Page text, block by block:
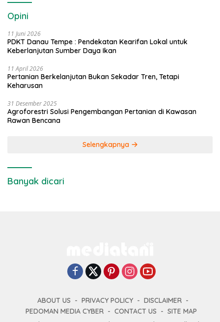
Opini
11 Juni 2026
PDKT Danau Tempe : Pendekatan Kearifan Lokal untuk
Keberlanjutan Sumber Daya Ikan
11 April 2026
Pertanian Berkelanjutan Bukan Sekadar Tren, Tetapi
Keharusan
31 Desember 2025
Agroforestri Solusi Pengembangan Pertanian di Kawasan
Rawan Bencana
Selengkapnya
Banyak dicari
ABOUT US PRIVACY POLICY
DISCLAIMER
PEDOMAN MEDIA CYBER
CONTACT US
SITE MAP